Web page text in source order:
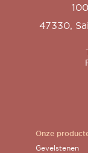
47330,
Onze
Gevelstenen